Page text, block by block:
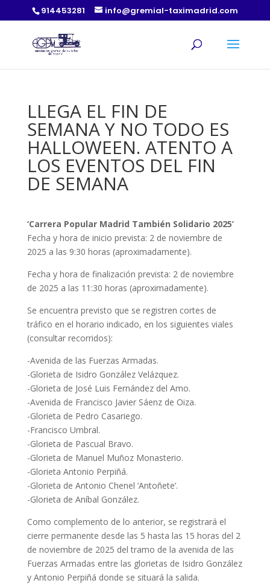
914453281 info@gremial-taximadrid.com
LLEGA EL FIN DE
SEMANA Y NO TODO ES
HALLOWEEN. ATENTO A
LOS EVENTOS DEL FIN
DE SEMANA
‘Carrera Popular Madrid También Solidario 2025’
Fecha y hora de inicio prevista: 2 de noviembre de
2025 a las 9:30 horas (aproximadamente).
Fecha y hora de finalización prevista: 2 de noviembre
de 2025 a las 11:30 horas (aproximadamente).
Se encuentra previsto que se registren cortes de
tráfico en el horario indicado, en los siguientes viales
(consultar recorridos):
-Avenida de las Fuerzas Armadas.
-Glorieta de Isidro González Velázquez.
-Glorieta de José Luis Fernández del Amo.
-Avenida de Francisco Javier Sáenz de Oiza.
-Glorieta de Pedro Casariego.
-Francisco Umbral.
-Glorieta de Pascual Bravo.
-Glorieta de Manuel Muñoz Monasterio.
-Glorieta Antonio Perpiñá.
-Glorieta de Antonio Chenel ‘Antoñete’.
-Glorieta de Aníbal González.
Como complemento de lo anterior, se registrará el
cierre permanente desde las 5 hasta las 15 horas del 2
de noviembre de 2025 del tramo de la avenida de las
Fuerzas Armadas entre las glorietas de Isidro González
y Antonio Perpiñá donde se situará la salida.